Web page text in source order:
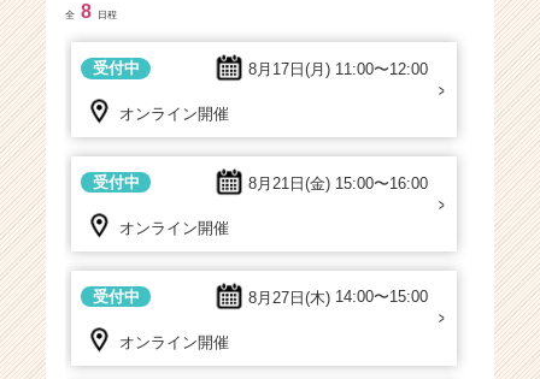
受付中
オンライン開催
9月16日(水)13:00〜14:00
受付中
オンライン開催
9月18日(金)16:00〜17:00
受付中
オンライン開催
9月28日(月)15:00〜16:00
受付中
全 8 日程
8月17日(月) 11:00〜12:00
受付中
オンライン開催
8月21日(金) 15:00〜16:00
受付中
オンライン開催
8月27日(木) 14:00〜15:00
受付中
オンライン開催